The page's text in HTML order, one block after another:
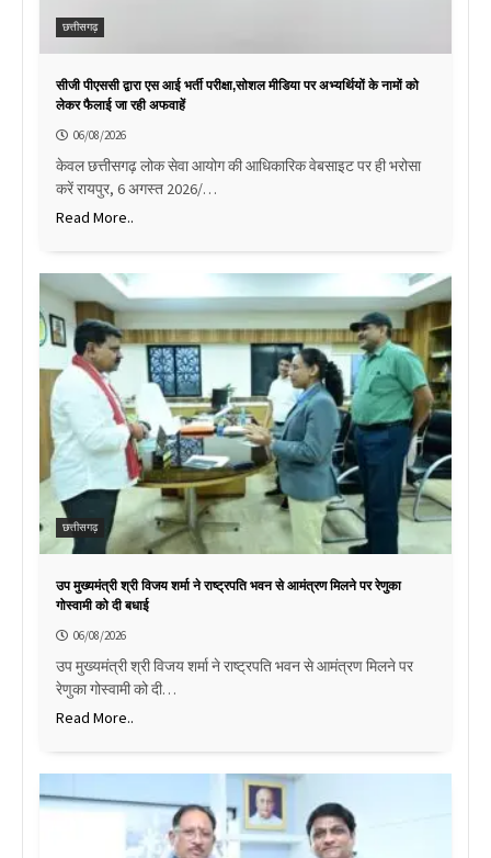
छत्तीसगढ़
सीजी पीएससी द्वारा एस आई भर्ती परीक्षा,सोशल मीडिया पर अभ्यर्थियों के नामों को
लेकर फैलाई जा रही अफवाहें
06/08/2026
केवल छत्तीसगढ़ लोक सेवा आयोग की आधिकारिक वेबसाइट पर ही भरोसा
करें रायपुर, 6 अगस्त 2026/…
Read More..
छत्तीसगढ़
उप मुख्यमंत्री श्री विजय शर्मा ने राष्ट्रपति भवन से आमंत्रण मिलने पर रेणुका
गोस्वामी को दी बधाई
06/08/2026
उप मुख्यमंत्री श्री विजय शर्मा ने राष्ट्रपति भवन से आमंत्रण मिलने पर
रेणुका गोस्वामी को दी…
Read More..